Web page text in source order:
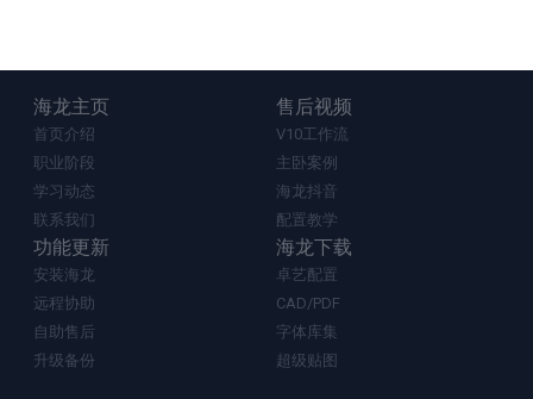
海龙主页
首页介绍
职业阶段
学习动态
联系我们
售后视频
V10工作流
主卧案例
海龙抖音
配置教学
功能更新
安装海龙
远程协助
自助售后
升级备份
海龙下载
卓艺配置
CAD/PDF
字体库集
超级贴图